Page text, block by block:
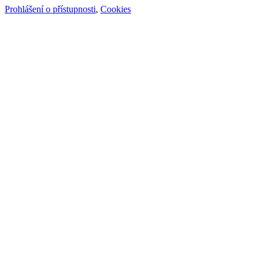
Prohlášení o přístupnosti, Cookies